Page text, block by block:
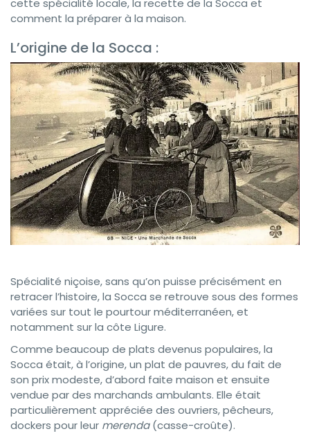
cette spécialité locale, la recette de la Socca et
comment la préparer à la maison.
L’origine de la Socca :
Spécialité niçoise, sans qu’on puisse précisément en
retracer l’histoire, la Socca se retrouve sous des formes
variées sur tout le pourtour méditerranéen, et
notamment sur la côte Ligure.
Comme beaucoup de plats devenus populaires, la
Socca était, à l’origine, un plat de pauvres, du fait de
son prix modeste, d’abord faite maison et ensuite
vendue par des marchands ambulants. Elle était
particulièrement appréciée des ouvriers, pêcheurs,
dockers pour leur merenda(casse-croûte).